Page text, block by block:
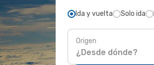
Ida y vuelta Solo ida
Origen